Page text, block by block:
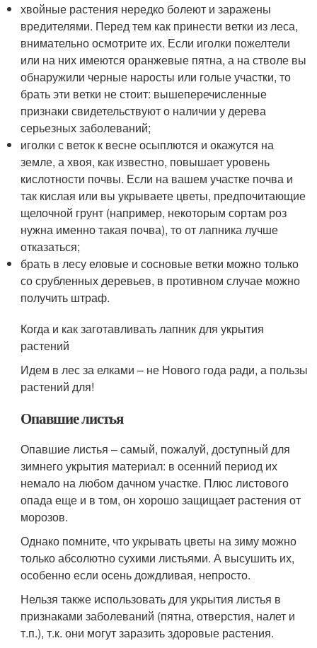
хвойные растения нередко болеют и заражены
вредителями. Перед тем как принести ветки из леса,
внимательно осмотрите их. Если иголки пожелтели
или на них имеются оранжевые пятна, а на стволе вы
обнаружили черные наросты или голые участки, то
брать эти ветки не стоит: вышеперечисленные
признаки свидетельствуют о наличии у дерева
серьезных заболеваний;
иголки с веток к весне осыплются и окажутся на
земле, а хвоя, как известно, повышает уровень
кислотности почвы. Если на вашем участке почва и
так кислая или вы укрываете цветы, предпочитающие
щелочной грунт (например, некоторым сортам роз
нужна именно такая почва), то от лапника лучше
отказаться;
брать в лесу еловые и сосновые ветки можно только
со срубленных деревьев, в противном случае можно
получить штраф.
Когда и как заготавливать лапник для укрытия
растений
Идем в лес за елками – не Нового года ради, а пользы
растений для!
Опавшие листья
Опавшие листья – самый, пожалуй, доступный для
зимнего укрытия материал: в осенний период их
немало на любом дачном участке. Плюс листового
опада еще и в том, он хорошо защищает растения от
морозов.
Однако помните, что укрывать цветы на зиму можно
только абсолютно сухими листьями. А высушить их,
особенно если осень дождливая, непросто.
Нельзя также использовать для укрытия листья в
признаками заболеваний (пятна, отверстия, налет и
т.п.), т.к. они могут заразить здоровые растения.